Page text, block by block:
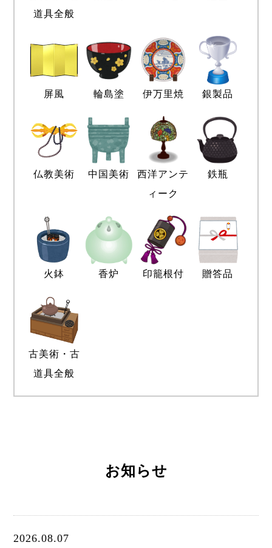
道具全般
屏風 輪島塗 伊万里焼 銀製品
仏教美術 中国美術
西洋アンテ
ィーク
鉄瓶
火鉢 香炉 印籠根付 贈答品
古美術・古
道具全般
お知らせ
2026.08.07